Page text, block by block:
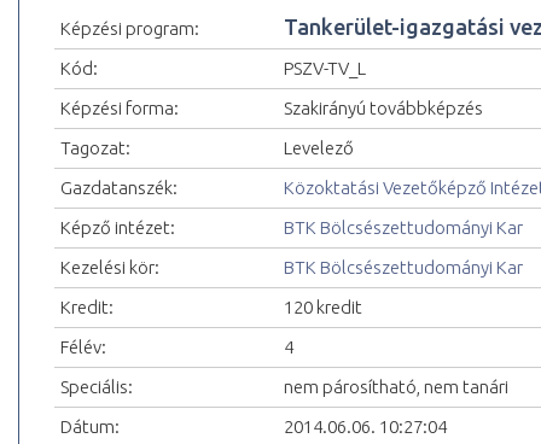
Képzési program: Tankerület-igazgatási
Kód:
PSZV-TV_L
Képzési forma:
Szakirányú továbbképzés
Tagozat:
Levelező
Gazdatanszék:
Közoktatási Vezetőképző
Képző intézet:
BTK Bölcsészettudományi Kar
Kezelési kör:
BTK Bölcsészettudományi Kar
Kredit:
120 kredit
Félév:
4
Speciális:
nem párosítható, nem tanári
Dátum:
2014.06.06. 10:27:04